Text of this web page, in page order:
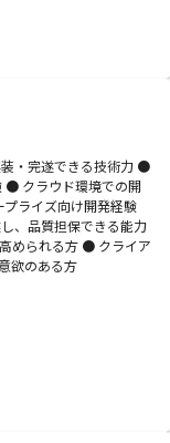
・完遂できる技術力 ●
● クラウド環境での開
ライズ向け開発経験
、品質担保できる能力
められる方 ● クライア
欲のある方